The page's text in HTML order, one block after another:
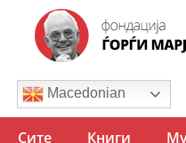
Macedonian
Сите Книги